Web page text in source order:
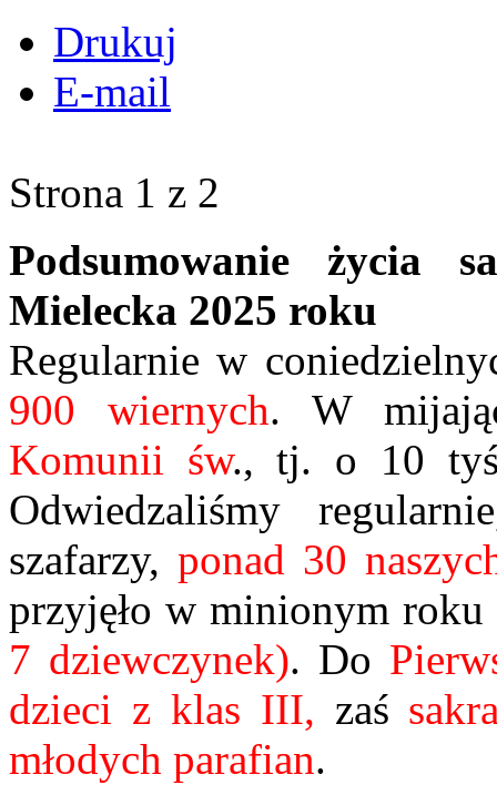
Drukuj
E-mail
Strona 1 z 2
Podsumowanie życia
Mielecka 2025 roku
Regularnie w
900 wiernych. W
Komunii św., tj. o 10
Odwiedzaliśmy
szafarzy, ponad 30
przyjęło w minionym roku
7 dziewczynek). Do
dzieci z klas III, zaś
młodych parafian.